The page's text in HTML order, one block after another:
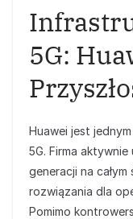
5G:
Huawei jest
5G. Firma
generacji na
rozwiązania dla
Pomimo